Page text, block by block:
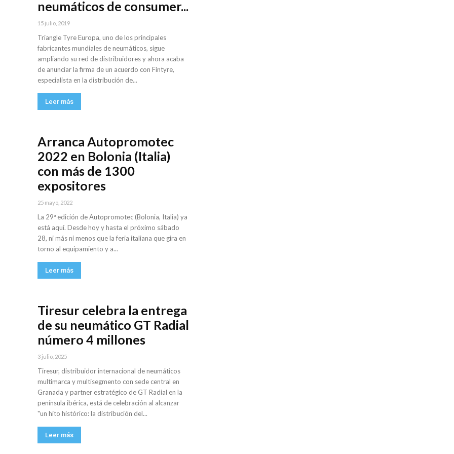
neumáticos de consumer...
15 julio, 2019
Triangle Tyre Europa, uno de los principales
fabricantes mundiales de neumáticos, sigue
ampliando su red de distribuidores y ahora acaba
de anunciar la firma de un acuerdo con Fintyre,
especialista en la distribución de...
Leer más
Arranca Autopromotec
2022 en Bolonia (Italia)
con más de 1300
expositores
25 mayo, 2022
La 29ª edición de Autopromotec (Bolonia, Italia) ya
está aquí. Desde hoy y hasta el próximo sábado
28, ni más ni menos que la feria italiana que gira en
torno al equipamiento y a...
Leer más
Tiresur celebra la entrega
de su neumático GT Radial
número 4 millones
3 julio, 2025
Tiresur, distribuidor internacional de neumáticos
multimarca y multisegmento con sede central en
Granada y partner estratégico de GT Radial en la
península ibérica, está de celebración al alcanzar
"un hito histórico: la distribución del...
Leer más